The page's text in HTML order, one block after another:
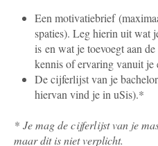
Een motivatiebrief
spaties). Leg hierin uit wat
is en wat je toevoegt aan
kennis of ervaring vanuit je
De cijferlijst van je
hiervan vind je in uSis).*
* Je mag de cijferlijst van je
maar dit is niet verplicht.